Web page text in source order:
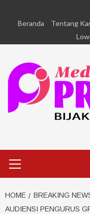
Beranda
Tentang
HOME BREAKING
AUDIENSI PENGURUS